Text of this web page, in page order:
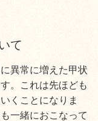
て
異常に増えた甲状
。これは先ほども
くことになりま
一緒におこなって